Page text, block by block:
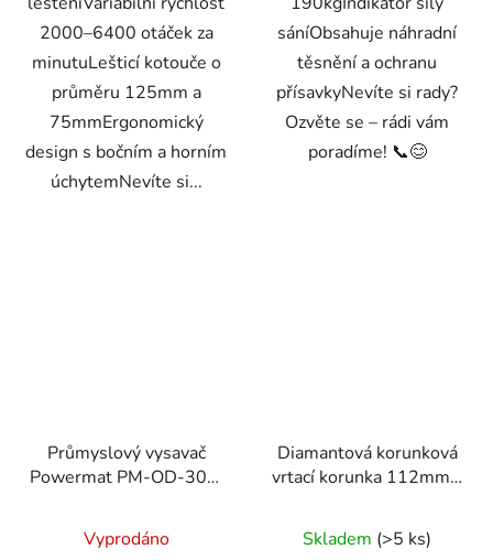
2000–6400 otáček za
minutuLešticí kotouče o
průměru 125mm a
75mmErgonomický
design s bočním a horním
úchytemNevíte si...
sáníObsahuje náhradní
těsnění a ochranu
přísavkyNevíte si rady?
Ozvěte se – rádi vám
poradíme! 📞😊
Průmyslový vysavač
Powermat PM-OD-30M
suché/mokré s
mechanickým oklepem
Vyprodáno
Diamantová korunková
vrtací korunka 112mm x
mokro
Skladem (>5 ks)